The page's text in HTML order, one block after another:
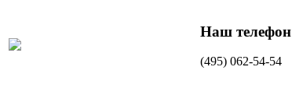
Наш телефон
(495) 062-54-54